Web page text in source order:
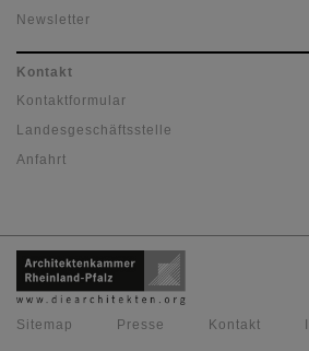
Newsletter
Kontakt
Kontaktformular
Landesgeschäftsstelle
Anfahrt
Sitemap Presse Kontakt